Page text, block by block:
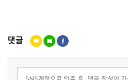
댓글